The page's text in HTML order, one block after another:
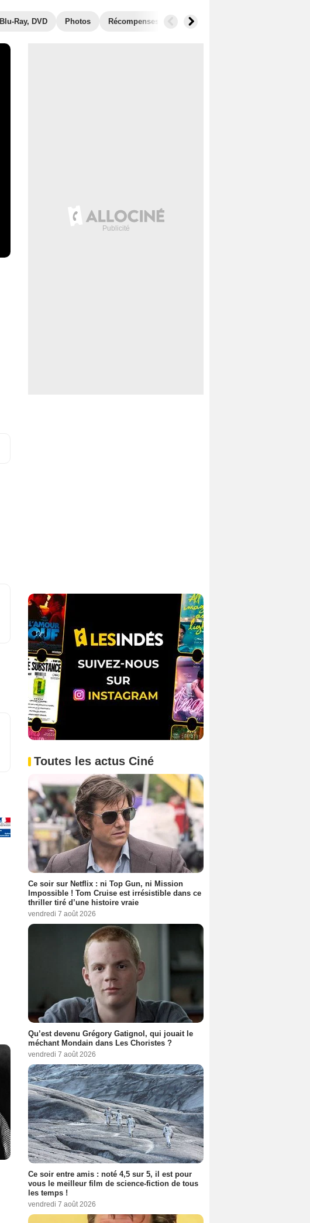
Blu-Ray, DVD Photos Récompenses Films similaires
Toutes les actus Ciné
Ce soir sur Netflix : ni Top Gun, ni Mission
Impossible ! Tom Cruise est irrésistible dans ce
thriller tiré d’une histoire vraie
vendredi 7 août 2026
Qu’est devenu Grégory Gatignol, qui jouait le
méchant Mondain dans Les Choristes ?
vendredi 7 août 2026
Ce soir entre amis : noté 4,5 sur 5, il est pour
vous le meilleur film de science-fiction de tous
les temps !
vendredi 7 août 2026